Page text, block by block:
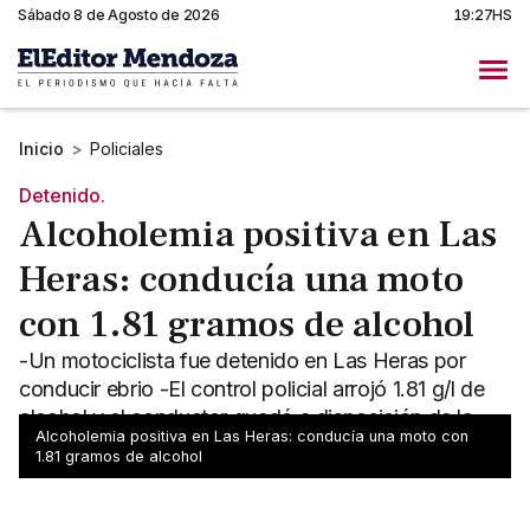
Sábado 8 de Agosto de 2026 19:27HS
Inicio > Policiales
Detenido.
Alcoholemia positiva en Las
Heras: conducía una moto
con 1.81 gramos de alcohol
-Un motociclista fue detenido en Las Heras por
conducir ebrio -El control policial arrojó 1.81 g/l de
alcohol y el conductor quedó a disposición de la
Justicia
Alcoholemia positiva en Las Heras: conducía una moto con
1.81 gramos de alcohol